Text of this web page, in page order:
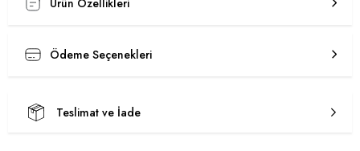
Ödeme Seçenekleri
Teslimat ve İade